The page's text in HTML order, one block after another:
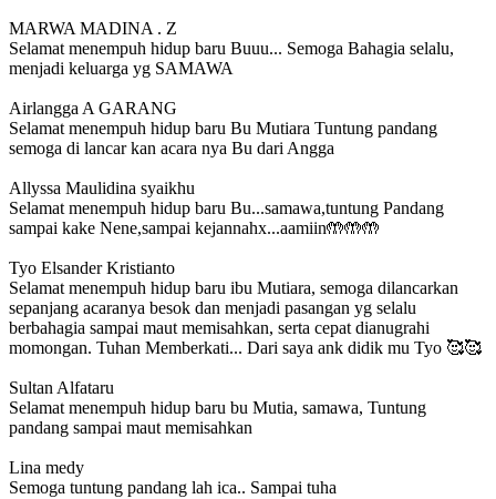
MARWA MADINA . Z
Selamat menempuh hidup baru Buuu... Semoga Bahagia selalu,
menjadi keluarga yg SAMAWA
Airlangga A GARANG
Selamat menempuh hidup baru Bu Mutiara Tuntung pandang
semoga di lancar kan acara nya Bu dari Angga
Allyssa Maulidina syaikhu
Selamat menempuh hidup baru Bu...samawa,tuntung Pandang
sampai kake Nene,sampai kejannahx...aamiin🤲🤲🤲
Tyo Elsander Kristianto
Selamat menempuh hidup baru ibu Mutiara, semoga dilancarkan
sepanjang acaranya besok dan menjadi pasangan yg selalu
berbahagia sampai maut memisahkan, serta cepat dianugrahi
momongan. Tuhan Memberkati... Dari saya ank didik mu Tyo 🥰🥰
Sultan Alfataru
Selamat menempuh hidup baru bu Mutia, samawa, Tuntung
pandang sampai maut memisahkan
Lina medy
Semoga tuntung pandang lah ica.. Sampai tuha